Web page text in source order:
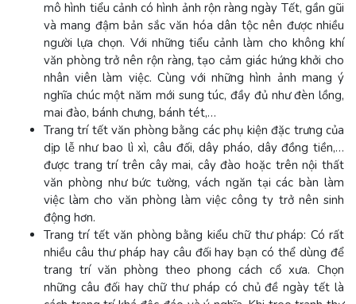
mô hình tiểu cảnh có hình ảnh rộn ràng ngày Tết, gần gũi
và mang đậm bản sắc văn hóa dân tộc nên được nhiều
người lựa chọn. Với những tiểu cảnh làm cho không khí
văn phòng trở nên rộn ràng, tạo cảm giác hứng khởi cho
nhân viên làm việc. Cùng với những hình ảnh mang ý
nghĩa chúc một năm mới sung túc, đầy đủ như đèn lồng,
mai đào, bánh chưng, bánh tét,…
Trang trí tết văn phòng bằng các phụ kiện đặc trưng của
dịp lễ như bao lì xì, câu đối, dây pháo, dây đồng tiền,…
được trang trí trên cây mai, cây đào hoặc trên nội thất
văn phòng như bức tường, vách ngăn tại các bàn làm
việc làm cho văn phòng làm việc công ty trở nên sinh
động hơn.
Trang trí tết văn phòng bằng kiểu chữ thư pháp: Có rất
nhiều câu thư pháp hay câu đối hay bạn có thể dùng để
trang trí văn phòng theo phong cách cổ xưa. Chọn
những câu đối hay chữ thư pháp có chủ đề ngày tết là